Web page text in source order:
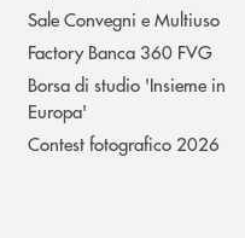
Sale Convegni e Multiuso
Factory Banca 360 FVG
Borsa di studio 'Insieme in
Europa'
Contest fotografico 2026